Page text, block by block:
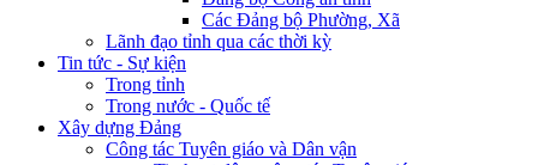
Các Đảng bộ Phường, Xã
Lãnh đạo tỉnh qua các thời kỳ
Tin tức - Sự kiện
Trong tỉnh
Trong nước - Quốc tế
Xây dựng Đảng
Công tác Tuyên giáo và Dân vận